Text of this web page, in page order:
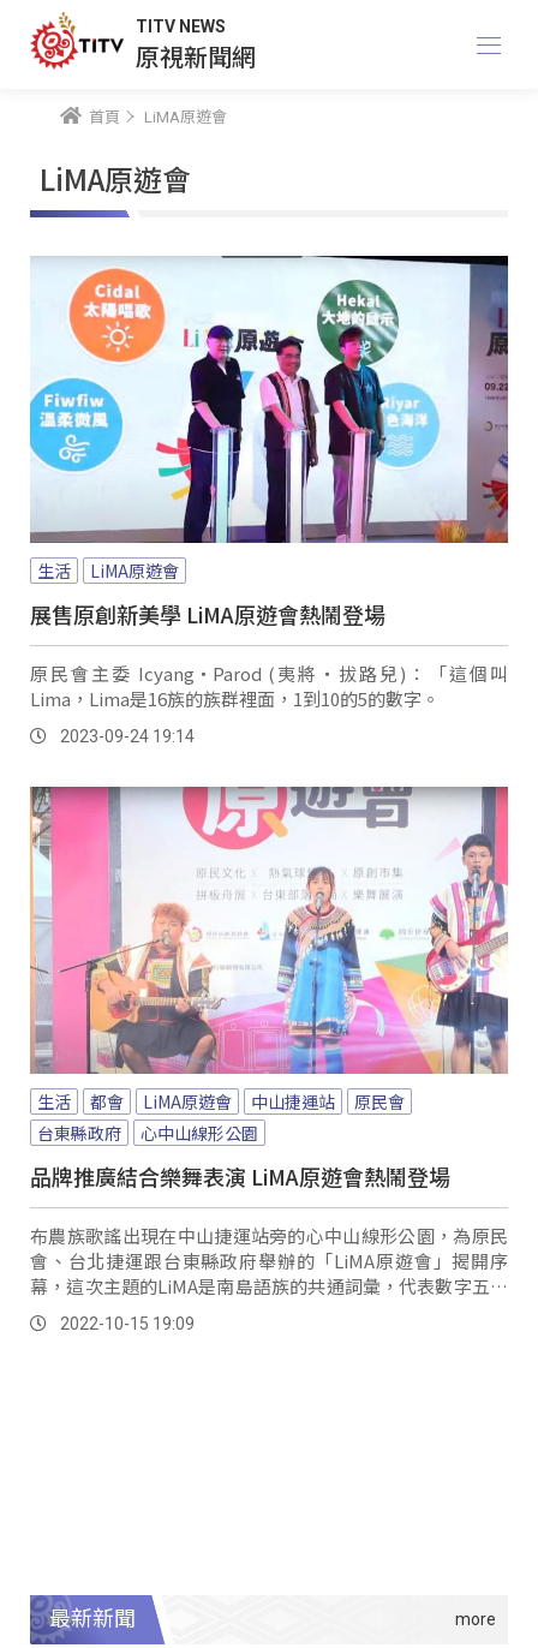
TITV NEWS
原視新聞網
首頁 LiMA原遊會
LiMA原遊會
生活 LiMA原遊會
展售原創新美學 LiMA原遊會熱鬧登場
原民會主委 Icyang‧Parod (夷將‧拔路兒)：「這個叫
Lima，Lima是16族的族群裡面，1到10的5的數字。
2023-09-24 19:14
生活 都會 LiMA原遊會 中山捷運站
原民會
台東縣政府
心中山線形公園
品牌推廣結合樂舞表演 LiMA原遊會熱鬧登場
布農族歌謠出現在中山捷運站旁的心中山線形公園，為原民
會、台北捷運跟台東縣政府舉辦的「LiMA原遊會」揭開序
幕，這次主題的LiMA是南島語族的共通詞彙，代表數字五，
而原民會透過「LiMA」品牌，推廣原住民族文化及產品，也
藉由這次活動增加原民業者的銷售管道。
2022-10-15 19:09
最新新聞